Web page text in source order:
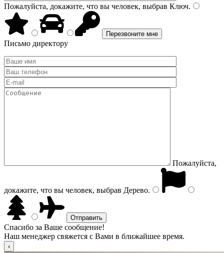
Пожалуйста, докажите, что вы человек, выбрав Ключ.
Письмо директору
Пожалуйста,
докажите, что вы человек, выбрав Дерево.
Спасибо за Ваше сообщение!
Наш менеджер свяжется с Вами в ближайшее время.